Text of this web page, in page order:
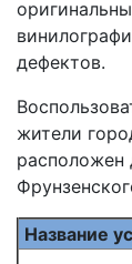
дефектов.
жители
расположен
Название